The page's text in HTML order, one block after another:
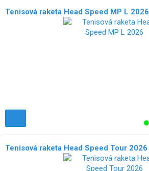
Tenisová raketa Head Speed MP L 2026
Tenisová raketa Head Speed Tour 2026